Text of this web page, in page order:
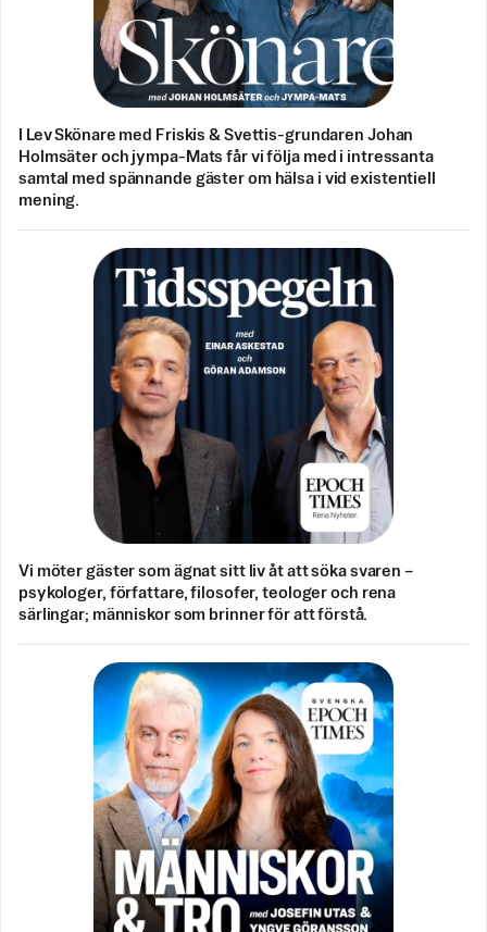
I Lev Skönare med Friskis & Svettis-grundaren Johan
Holmsäter och jympa-Mats får vi följa med i intressanta
samtal med spännande gäster om hälsa i vid existentiell
mening.
Vi möter gäster som ägnat sitt liv åt att söka svaren –
psykologer, författare, filosofer, teologer och rena
särlingar; människor som brinner för att förstå.